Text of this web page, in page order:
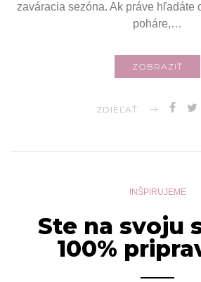
zaváracia sezóna. Ak práve hľadáte
poháre,…
ZOBRAZIŤ
ZDIEĽAŤ
INŠPIRUJEME
Ste na svoju
100%